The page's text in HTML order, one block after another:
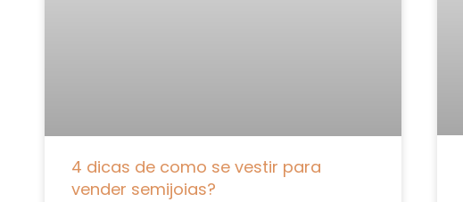
4 dicas de como se vestir para
vender semijoias?